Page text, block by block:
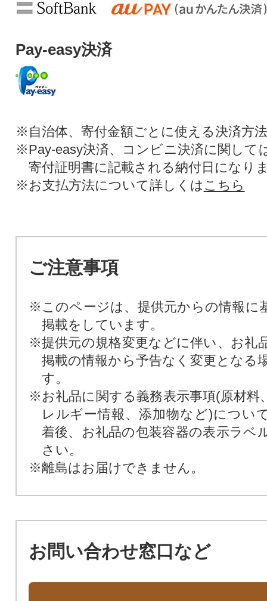
Pay-easy決済
※自治体、寄付金額ごとに使える決済方
※Pay-easy決済、コンビニ決済に関して
寄付証明書に記載される納付日になり
※お支払方法について詳しくは こちら
ご注意事項
※このページは、提供元からの情報に
掲載をしています。
※提供元の規格変更などに伴い、お礼
掲載の情報から予告なく変更となる
す。
※お礼品に関する義務表示事項(原材料
レルギー情報、添加物など)につい
着後、お礼品の包装容器の表示ラベ
さい。
※離島はお届けできません。
お問い合わせ窓口など